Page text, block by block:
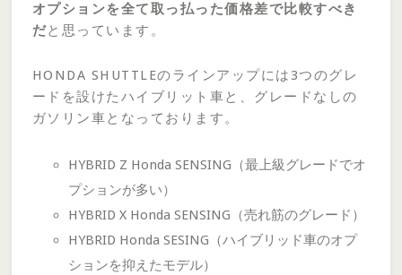
オプションを全て取っ払った価格差で比較すべき
だと思っています。
HONDA SHUTTLEのラインアップには3つのグレ
ードを設けたハイブリット車と、グレードなしの
ガソリン車となっております。
HYBRID Z Honda SENSING（最上級グレードでオ
プションが多い）
HYBRID X Honda SENSING（売れ筋のグレード）
HYBRID Honda SESING（ハイブリッド車のオプ
ションを抑えたモデル）